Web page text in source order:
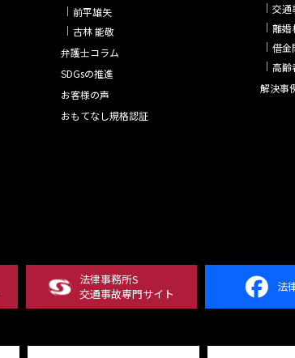
前平雄矢
古林 能敬
弁護士コラム
SDGsの推進
お客様の声
おもてなし規格認証
交通
離婚
借金
高齢
解決事
法律事務所S
交通事故専門サイト
法